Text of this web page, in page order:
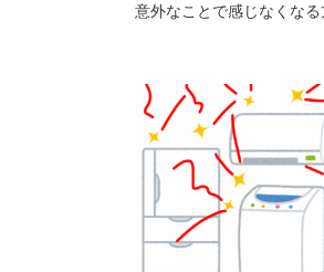
意外なことで感じなくなる